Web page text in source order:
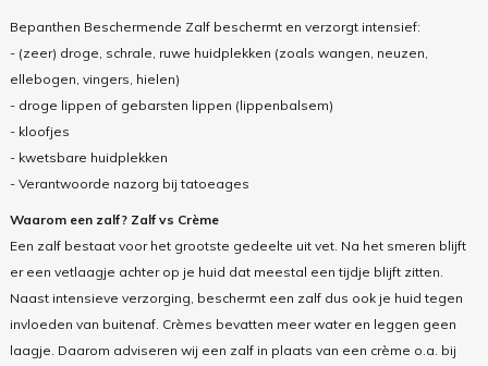
Bepanthen Beschermende Zalf beschermt en verzorgt intensief:
- (zeer) droge, schrale, ruwe huidplekken (zoals wangen, neuzen,
ellebogen, vingers, hielen)
- droge lippen of gebarsten lippen (lippenbalsem)
- kloofjes
- kwetsbare huidplekken
- Verantwoorde nazorg bij tatoeages
Waarom een zalf? Zalf vs Crème
Een zalf bestaat voor het grootste gedeelte uit vet. Na het smeren blijft
er een vetlaagje achter op je huid dat meestal een tijdje blijft zitten.
Naast intensieve verzorging, beschermt een zalf dus ook je huid tegen
invloeden van buitenaf. Crèmes bevatten meer water en leggen geen
laagje. Daarom adviseren wij een zalf in plaats van een crème o.a. bij